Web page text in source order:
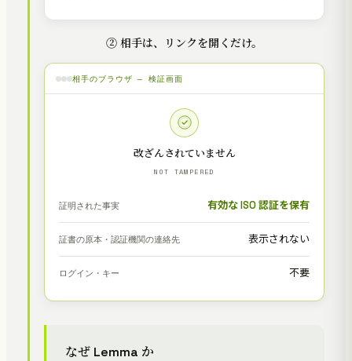
② 相手は、リンクを開くだけ。
相手のブラウザ — 検証画面
改ざんされていません
NOT TAMPERED
証明された事実 有効な ISO 認証を保有
証書の原本・認証機関の連絡先 表示されない
ログイン・キー 不要
なぜ Lemma か